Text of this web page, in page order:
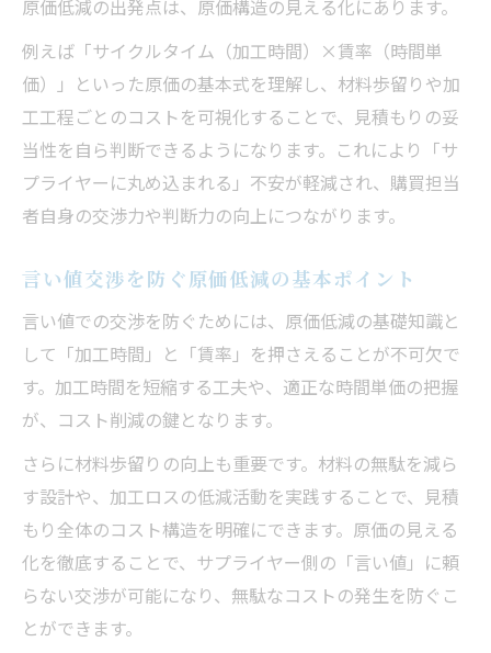
原価低減と材料歩留り最適化の実践ポイン
ト
材料歩留りによる原価低減の効果検証
加工時間と賃率で原価を可視化する知恵
原価低減に必須なサイクルタイム分析法
加工時間と賃率から導く原価低減の考え方
原価低減を支える加工現場の数値可視化
サイクルタイムを活用した原価低減の極意
原価の構造分析が交渉力を高める理由
原価低減が交渉の武器となる構造分析法
原価構造の見える化で交渉力を強化する
原価低減と社内評価向上の構造的関係
購買担当者が実践すべき原価低減の分析術
サプライヤーとの信頼構築と原価低減戦略
サイクルタイム改善から始める低減戦略
原価低減に直結するサイクルタイム短縮術
工程改善で実現する原価低減の新アプロー
原価低減の出発点は、原価構造の見える化にあります。
例えば「サイクルタイム（加工時間）×賃率（時間単
価）」といった原価の基本式を理解し、材料歩留りや加
工工程ごとのコストを可視化することで、見積もりの妥
当性を自ら判断できるようになります。これにより「サ
プライヤーに丸め込まれる」不安が軽減され、購買担当
者自身の交渉力や判断力の向上につながります。
言い値交渉を防ぐ原価低減の基本ポイント
言い値での交渉を防ぐためには、原価低減の基礎知識と
して「加工時間」と「賃率」を押さえることが不可欠で
す。加工時間を短縮する工夫や、適正な時間単価の把握
が、コスト削減の鍵となります。
さらに材料歩留りの向上も重要です。材料の無駄を減ら
す設計や、加工ロスの低減活動を実践することで、見積
もり全体のコスト構造を明確にできます。原価の見える
化を徹底することで、サプライヤー側の「言い値」に頼
らない交渉が可能になり、無駄なコストの発生を防ぐこ
とができます。